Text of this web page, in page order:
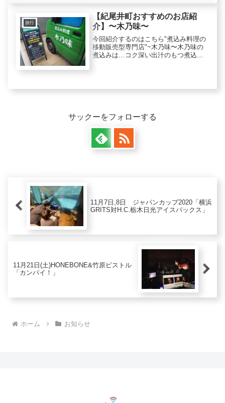
旅行
【紀尾井町おすすめのお店紹
介】〜木乃味〜
今回紹介するのはこちら"煮込み料理の
移動販売型専門店"~木乃味〜木乃味の
煮込みは…コク深い出汁のもつ煮込み
サックーをフォローする
11月7日,8日 ジャパンカップ2020「横浜
GRITS対H.C.栃木日光アイスバックス」
11月21日(土)HONEBONE&竹原ピストル
「カンパイ！」
ホーム お知らせ